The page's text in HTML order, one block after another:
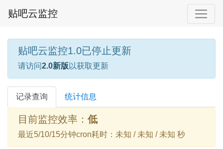
贴吧云监控
贴吧云监控1.0已停止更新
请访问2.0新版 以获取更新
记录查询 统计信息
目前监控效率： 低
最近5/10/15分钟cron耗时：未知 / 未知 / 未知 秒